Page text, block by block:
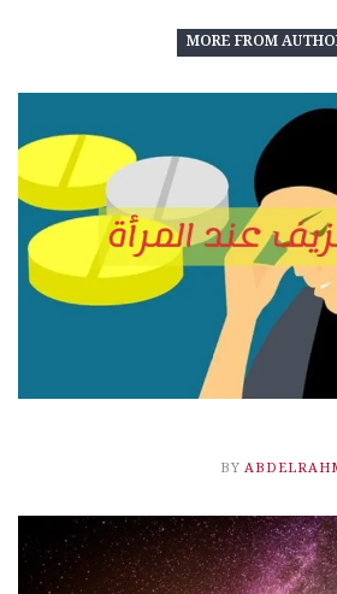
MORE FROM
BY